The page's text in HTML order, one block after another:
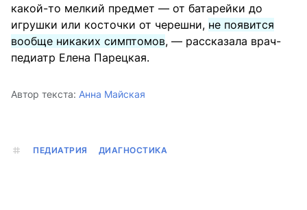
какой-то мелкий предмет — от батарейки до
игрушки или косточки от черешни, не появится
вообще никаких симптомов, — рассказала врач-
педиатр Елена Парецкая.
Автор текста: Анна Майская
ПЕДИАТРИЯ ДИАГНОСТИКА